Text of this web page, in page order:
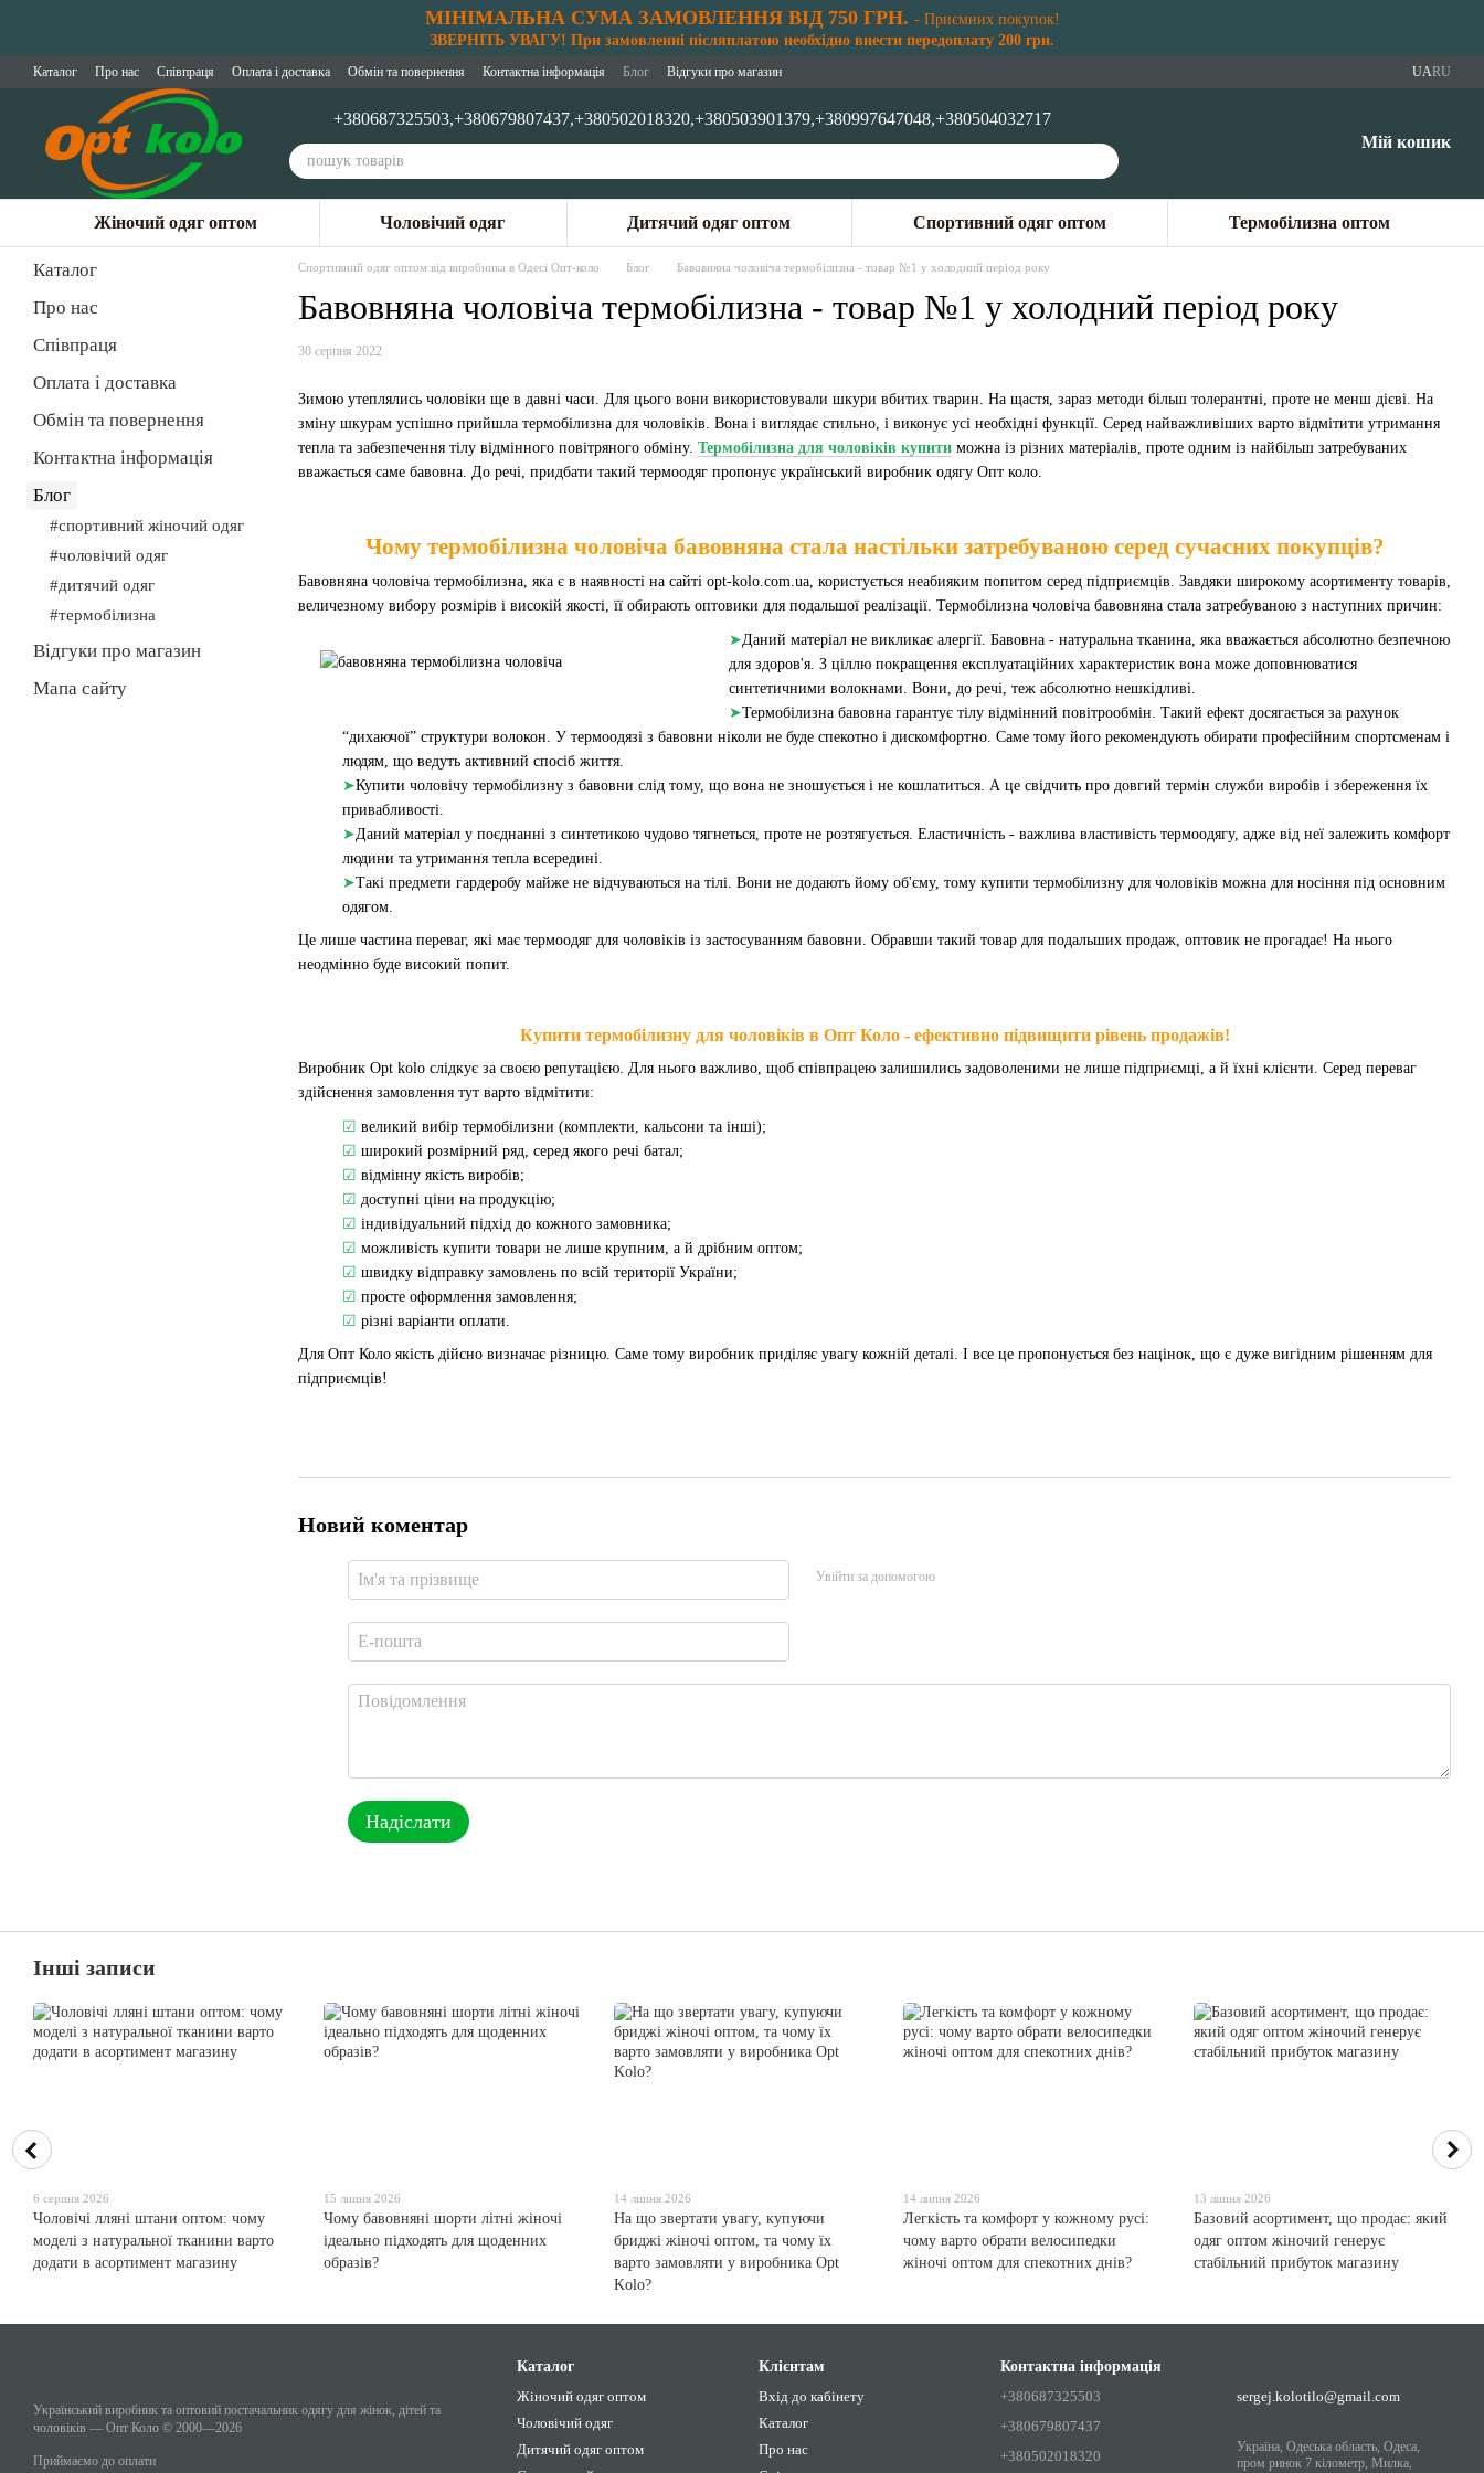
МІНІМАЛЬНА СУМА ЗАМОВЛЕННЯ ВІД 750 ГРН. - Приємних покупок!
ЗВЕРНІТЬ УВАГУ! При замовленні післяплатою необхідно внести передоплату 200 грн.
Каталог Про нас Співпраця Оплата і доставка Обмін та повернення Контактна інформація Блог Відгуки про магазин UARU
+380687325503,+380679807437,+380502018320,+380503901379,+380997647048,+380504032717
Мій кошик
Жіночий одяг оптом Чоловічий одяг Дитячий одяг оптом Спортивний одяг оптом Термобілизна оптом
Спортивний одяг оптом від виробника в Одесі Опт-коло Блог Бавовняна чоловіча термобілизна - товар №1 у холодний період року
Бавовняна чоловіча термобілизна - товар №1 у холодний період року
30 серпня 2022
Зимою утеплялись чоловіки ще в давні часи. Для цього вони використовували шкури вбитих тварин. На щастя, зараз методи більш толерантні, проте не менш дієві. На
зміну шкурам успішно прийшла термобілизна для чоловіків. Вона і виглядає стильно, і виконує усі необхідні функції. Серед найважливіших варто відмітити утримання
тепла та забезпечення тілу відмінного повітряного обміну. Термобілизна для чоловіків купити можна із різних матеріалів, проте одним із найбільш затребуваних
вважається саме бавовна. До речі, придбати такий термоодяг пропонує український виробник одягу Опт коло.
Чому термобілизна чоловіча бавовняна стала настільки затребуваною серед сучасних покупців?
Бавовняна чоловіча термобілизна, яка є в наявності на сайті opt-kolo.com.ua, користується неабияким попитом серед підприємців. Завдяки широкому асортименту товарів,
величезному вибору розмірів і високій якості, її обирають оптовики для подальшої реалізації. Термобілизна чоловіча бавовняна стала затребуваною з наступних причин:
➤Даний матеріал не викликає алергії. Бавовна - натуральна тканина, яка вважається абсолютно безпечною
для здоров'я. З ціллю покращення експлуатаційних характеристик вона може доповнюватися
синтетичними волокнами. Вони, до речі, теж абсолютно нешкідливі.
➤Термобілизна бавовна гарантує тілу відмінний повітрообмін. Такий ефект досягається за рахунок
“дихаючої” структури волокон. У термоодязі з бавовни ніколи не буде спекотно і дискомфортно. Саме тому його рекомендують обирати професійним спортсменам і
людям, що ведуть активний спосіб життя.
➤Купити чоловічу термобілизну з бавовни слід тому, що вона не зношується і не кошлатиться. А це свідчить про довгий термін служби виробів і збереження їх
привабливості.
➤Даний матеріал у поєднанні з синтетикою чудово тягнеться, проте не розтягується. Еластичність - важлива властивість термоодягу, адже від неї залежить комфорт
людини та утримання тепла всередині.
➤Такі предмети гардеробу майже не відчуваються на тілі. Вони не додають йому об'єму, тому купити термобілизну для чоловіків можна для носіння під основним
одягом.
Це лише частина переваг, які має термоодяг для чоловіків із застосуванням бавовни. Обравши такий товар для подальших продаж, оптовик не прогадає! На нього
неодмінно буде високий попит.
Купити термобілизну для чоловіків в Опт Коло - ефективно підвищити рівень продажів!
Виробник Opt kolo слідкує за своєю репутацією. Для нього важливо, щоб співпрацею залишились задоволеними не лише підприємці, а й їхні клієнти. Серед переваг
здійснення замовлення тут варто відмітити:
☑ великий вибір термобілизни (комплекти, кальсони та інші);
☑ широкий розмірний ряд, серед якого речі батал;
☑ відмінну якість виробів;
☑ доступні ціни на продукцію;
☑ індивідуальний підхід до кожного замовника;
☑ можливість купити товари не лише крупним, а й дрібним оптом;
☑ швидку відправку замовлень по всій території України;
☑ просте оформлення замовлення;
☑ різні варіанти оплати.
Для Опт Коло якість дійсно визначає різницю. Саме тому виробник приділяє увагу кожній деталі. І все це пропонується без націнок, що є дуже вигідним рішенням для
підприємців!
Новий коментар
Увійти за допомогою
Надіслати
Каталог
Про нас
Співпраця
Оплата і доставка
Обмін та повернення
Контактна інформація
Блог
#спортивний жіночий одяг
#чоловічий одяг
#дитячий одяг
#термобілизна
Відгуки про магазин
Мапа сайту
Інші записи
6 серпня 2026
Чоловічі лляні штани оптом: чому
моделі з натуральної тканини варто
додати в асортимент магазину
15 липня 2026
Чому бавовняні шорти літні жіночі
ідеально підходять для щоденних
образів?
14 липня 2026
На що звертати увагу, купуючи
бриджі жіночі оптом, та чому їх
варто замовляти у виробника Opt
Kolo?
14 липня 2026
Легкість та комфорт у кожному русі:
чому варто обрати велосипедки
жіночі оптом для спекотних днів?
13 липня 2026
Базовий асортимент, що продає: який
одяг оптом жіночий генерує
стабільний прибуток магазину
Український виробник та оптовий постачальник одягу для жінок, дітей та
чоловіків — Опт Коло © 2000—2026
Приймаємо до оплати
Каталог
Жіночий одяг оптом
Чоловічий одяг
Дитячий одяг оптом
Клієнтам
Вхід до кабінету
Каталог
Про нас
Контактна інформація
+380687325503
+380679807437
+380502018320
sergej.kolotilo@gmail.com
Україна, Одеська область, Одеса,
пром ринок 7 кілометр, Милка,